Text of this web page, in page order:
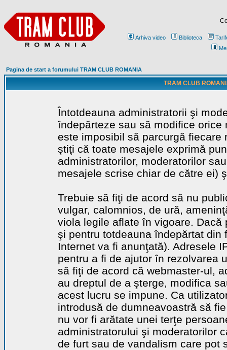
Arhiva video Biblioteca
Pagina de start a forumului TRAM CLUB ROMANIA
TRAM CLUB
Întotdeauna administratorii şi
îndepărteze sau să modifice
este imposibil să parcurgă
ştiţi că toate mesajele exprimă
administratorilor, moderatorilor
mesajele scrise chiar de către ei)
Trebuie să fiţi de acord să nu
vulgar, calomnios, de ură,
viola legile aflate în vigoare.
şi pentru totdeauna îndepărtat
Internet va fi anunţată). Adresele
pentru a fi de ajutor în rezolvarea
să fiţi de acord că webmaster-ul,
au dreptul de a şterge, modifica
acest lucru se impune. Ca
introdusă de dumneavoastră să
nu vor fi arătate unei terţe
administratorului şi moderatorilor
de furt sau de vandalism care pot